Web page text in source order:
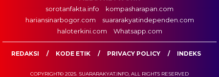
sorotanfakta.info
kompasharapan.com
hariansinarbogor.com
suararakyatindependen.com
haloterkini.com
Whatsapp.com
REDAKSI KODE ETIK PRIVACY POLICY INDEKS
COPYRIGHT© 2025. SUARARAKYAT.INFO, ALL RIGHTS RESERVED